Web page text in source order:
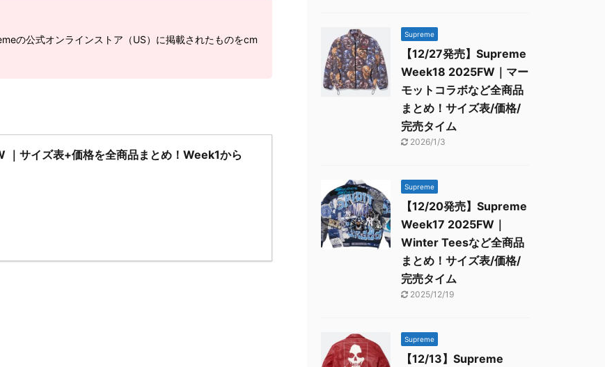
の公式オンラインストア（US）に掲載されたものをcm
サイズ表+価格を全商品まとめ！Week1から
Supreme
【12/27発売】Supreme
Week18 2025FW｜マー
モットコラボなど全商品
まとめ！サイズ表/価格/
完売タイム
2026/1/3
Supreme
【12/20発売】Supreme
Week17 2025FW｜
Winter Teesなど全商品
まとめ！サイズ表/価格/
完売タイム
2025/12/19
Supreme
【12/13】Supreme